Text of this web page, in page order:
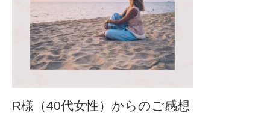
R様（40代女性）からのご感想